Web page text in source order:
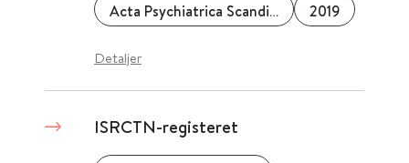
Acta Psychiatrica Scandinavica 2019
Detaljer
ISRCTN-registeret